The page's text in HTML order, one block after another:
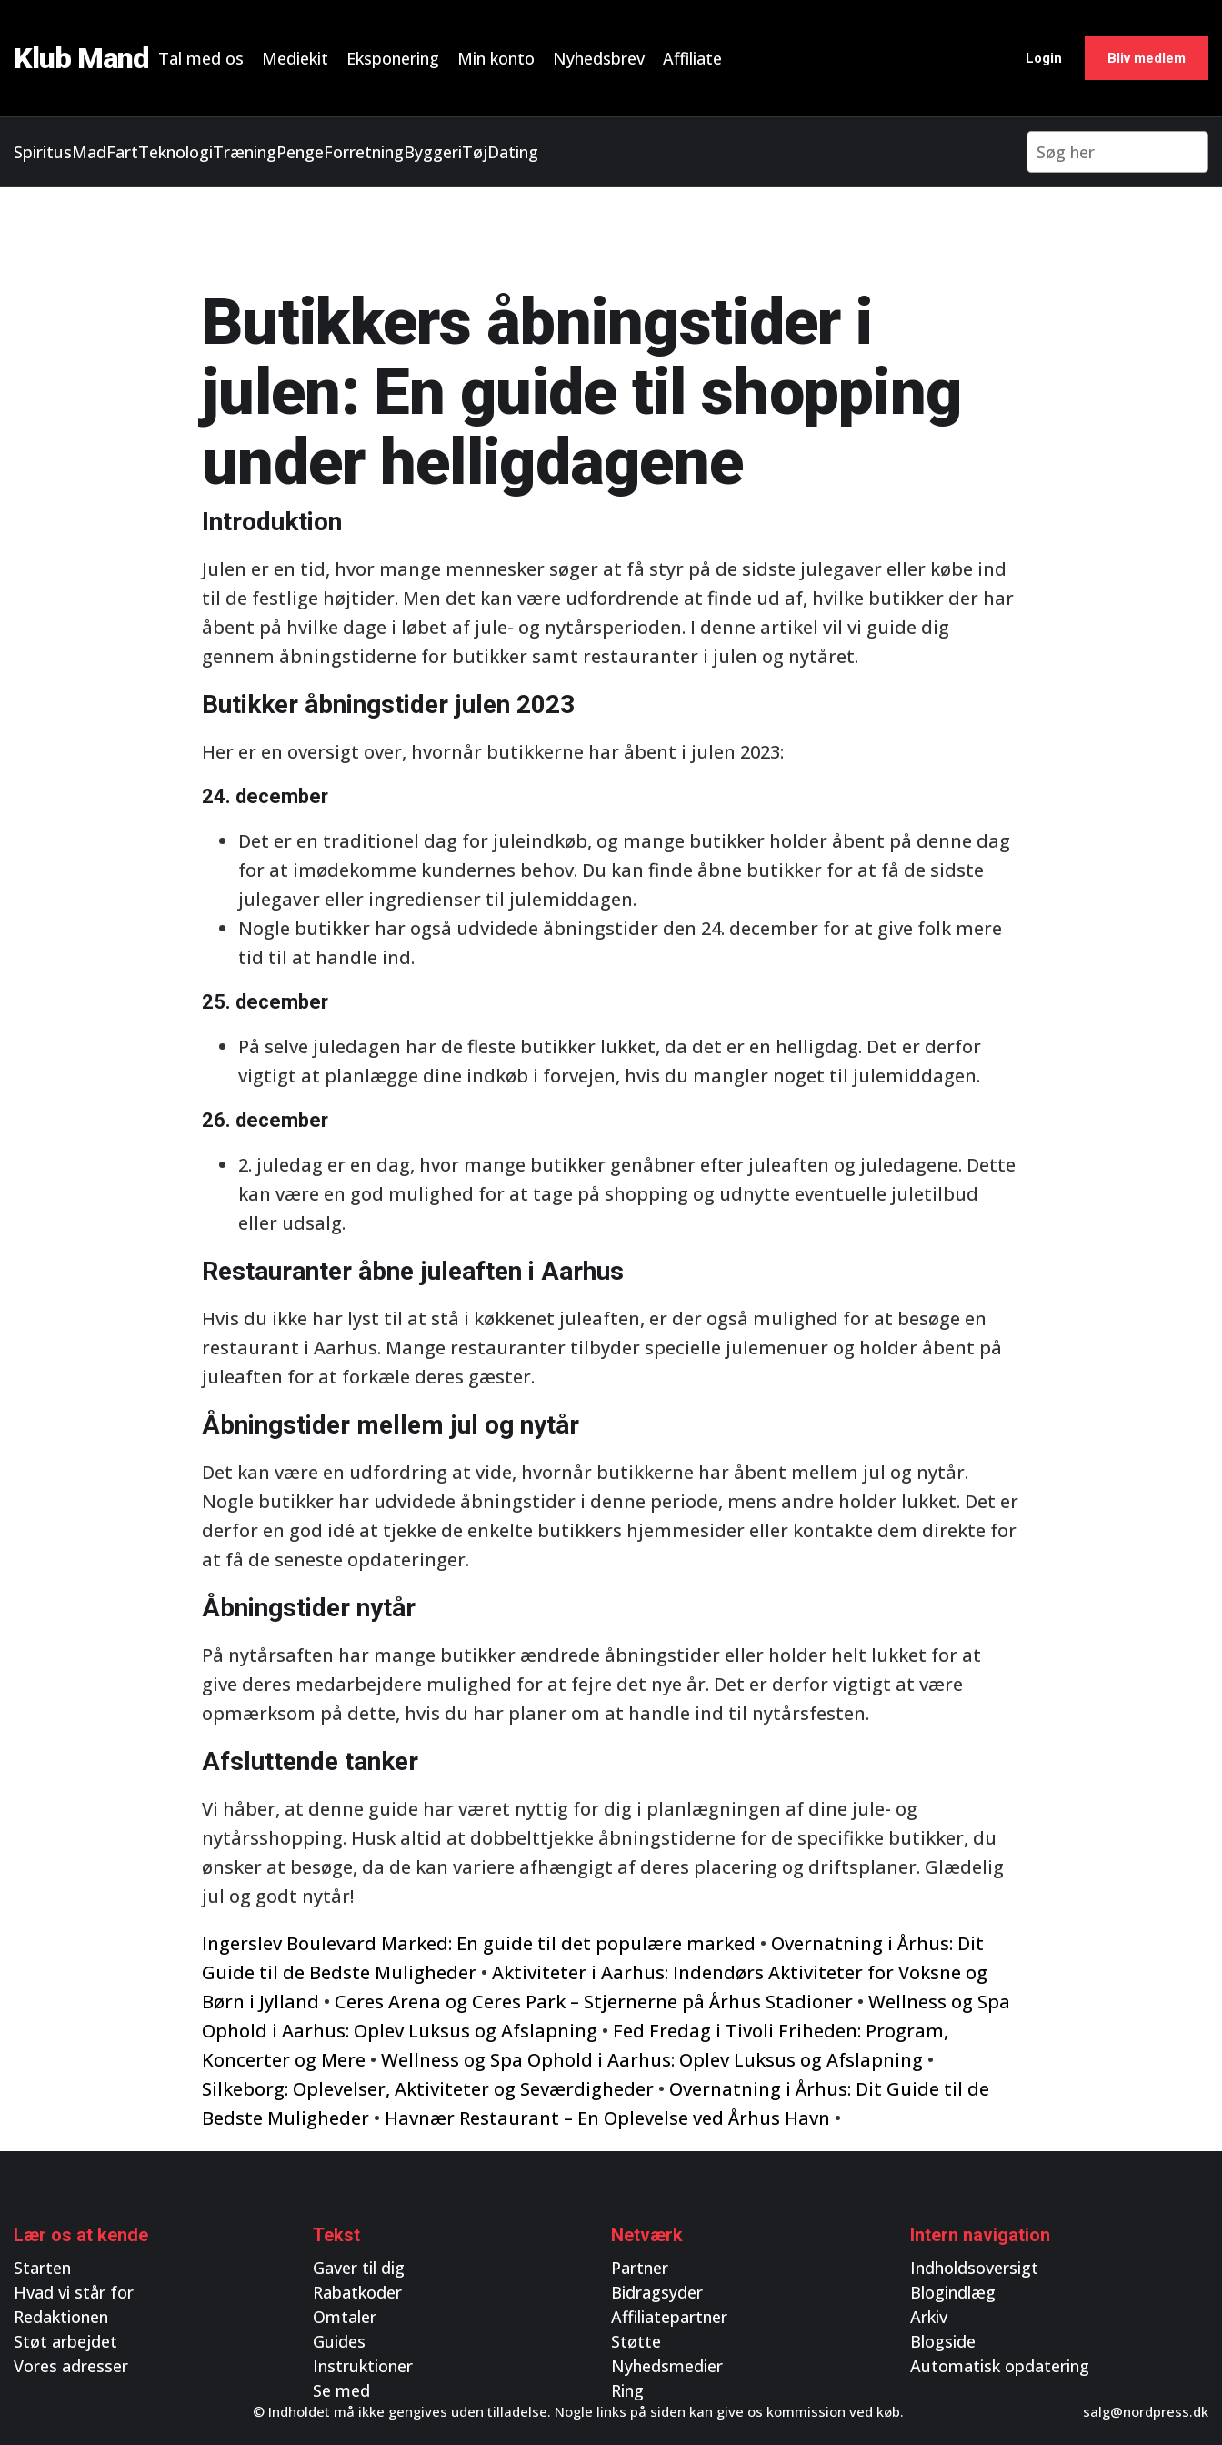
Klub Mand Tal med os Mediekit Eksponering Min konto Nyhedsbrev Affiliate Login Bliv medlem
SpiritusMadFartTeknologiTræningPengeForretningByggeriTøjDating
Butikkers åbningstider i
julen: En guide til shopping
under helligdagene
Introduktion
Julen er en tid, hvor mange mennesker søger at få styr på de sidste julegaver eller købe ind
til de festlige højtider. Men det kan være udfordrende at finde ud af, hvilke butikker der har
åbent på hvilke dage i løbet af jule- og nytårsperioden. I denne artikel vil vi guide dig
gennem åbningstiderne for butikker samt restauranter i julen og nytåret.
Butikker åbningstider julen 2023
Her er en oversigt over, hvornår butikkerne har åbent i julen 2023:
24. december
Det er en traditionel dag for juleindkøb, og mange butikker holder åbent på denne dag
for at imødekomme kundernes behov. Du kan finde åbne butikker for at få de sidste
julegaver eller ingredienser til julemiddagen.
Nogle butikker har også udvidede åbningstider den 24. december for at give folk mere
tid til at handle ind.
25. december
På selve juledagen har de fleste butikker lukket, da det er en helligdag. Det er derfor
vigtigt at planlægge dine indkøb i forvejen, hvis du mangler noget til julemiddagen.
26. december
2. juledag er en dag, hvor mange butikker genåbner efter juleaften og juledagene. Dette
kan være en god mulighed for at tage på shopping og udnytte eventuelle juletilbud
eller udsalg.
Restauranter åbne juleaften i Aarhus
Hvis du ikke har lyst til at stå i køkkenet juleaften, er der også mulighed for at besøge en
restaurant i Aarhus. Mange restauranter tilbyder specielle julemenuer og holder åbent på
juleaften for at forkæle deres gæster.
Åbningstider mellem jul og nytår
Det kan være en udfordring at vide, hvornår butikkerne har åbent mellem jul og nytår.
Nogle butikker har udvidede åbningstider i denne periode, mens andre holder lukket. Det er
derfor en god idé at tjekke de enkelte butikkers hjemmesider eller kontakte dem direkte for
at få de seneste opdateringer.
Åbningstider nytår
På nytårsaften har mange butikker ændrede åbningstider eller holder helt lukket for at
give deres medarbejdere mulighed for at fejre det nye år. Det er derfor vigtigt at være
opmærksom på dette, hvis du har planer om at handle ind til nytårsfesten.
Afsluttende tanker
Vi håber, at denne guide har været nyttig for dig i planlægningen af dine jule- og
nytårsshopping. Husk altid at dobbelttjekke åbningstiderne for de specifikke butikker, du
ønsker at besøge, da de kan variere afhængigt af deres placering og driftsplaner. Glædelig
jul og godt nytår!
Ingerslev Boulevard Marked: En guide til det populære marked • Overnatning i Århus: Dit
Guide til de Bedste Muligheder • Aktiviteter i Aarhus: Indendørs Aktiviteter for Voksne og
Børn i Jylland • Ceres Arena og Ceres Park – Stjernerne på Århus Stadioner • Wellness og Spa
Ophold i Aarhus: Oplev Luksus og Afslapning • Fed Fredag i Tivoli Friheden: Program,
Koncerter og Mere • Wellness og Spa Ophold i Aarhus: Oplev Luksus og Afslapning •
Silkeborg: Oplevelser, Aktiviteter og Seværdigheder • Overnatning i Århus: Dit Guide til de
Bedste Muligheder • Havnær Restaurant – En Oplevelse ved Århus Havn •
© Indholdet må ikke gengives uden tilladelse. Nogle links på siden kan give os kommission ved køb.
Lær os at kende
Starten
Hvad vi står for
Redaktionen
Støt arbejdet
Vores adresser
Tekst
Gaver til dig
Rabatkoder
Omtaler
Guides
Instruktioner
Se med
Netværk
Partner
Bidragsyder
Affiliatepartner
Støtte
Nyhedsmedier
Ring
Intern navigation
Indholdsoversigt
Blogindlæg
Arkiv
Blogside
Automatisk opdatering
salg@nordpress.dk